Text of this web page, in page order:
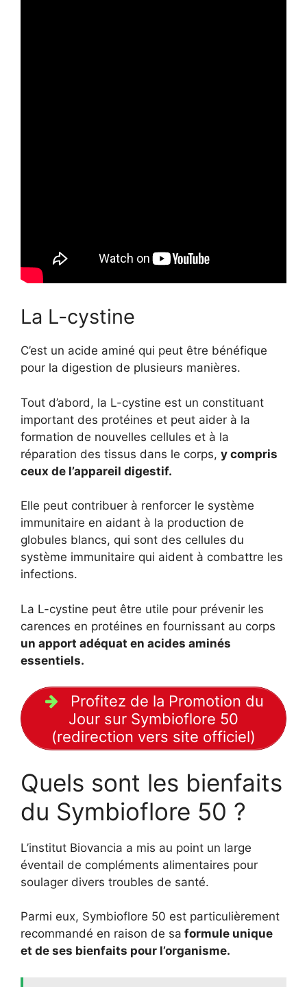
La L-cystine
C’est un acide aminé qui peut être bénéfique
pour la digestion de plusieurs manières.
Tout d’abord, la L-cystine est un constituant
important des protéines et peut aider à la
formation de nouvelles cellules et à la
réparation des tissus dans le corps, y compris
ceux de l’appareil digestif.
Elle peut contribuer à renforcer le système
immunitaire en aidant à la production de
globules blancs, qui sont des cellules du
système immunitaire qui aident à combattre les
infections.
La L-cystine peut être utile pour prévenir les
carences en protéines en fournissant au corps
un apport adéquat en acides aminés
essentiels.
Profitez de la Promotion du
Jour sur Symbioflore 50
(redirection vers site officiel)
Quels sont les bienfaits
du Symbioflore 50 ?
L’institut Biovancia a mis au point un large
éventail de compléments alimentaires pour
soulager divers troubles de santé.
Parmi eux, Symbioflore 50 est particulièrement
recommandé en raison de sa formule unique
et de ses bienfaits pour l’organisme.